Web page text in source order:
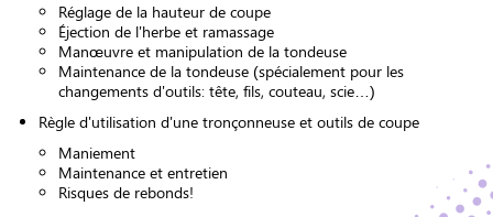
Réglage de la hauteur de coupe
Éjection de l'herbe et ramassage
Manœuvre et manipulation de la tondeuse
Maintenance de la tondeuse (spécialement pour les
changements d'outils: tête, fils, couteau, scie…)
Règle d'utilisation d'une tronçonneuse et outils de coupe
Maniement
Maintenance et entretien
Risques de rebonds!